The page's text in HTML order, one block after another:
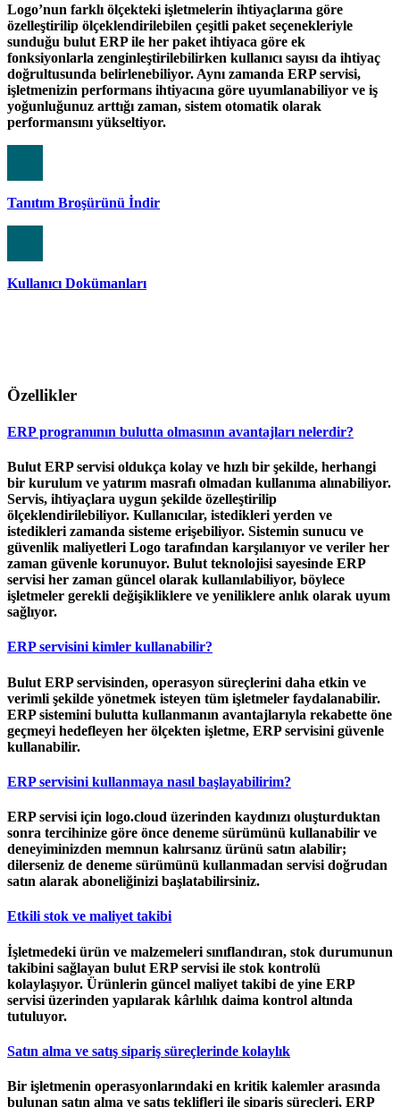
Logo’nun farklı ölçekteki işletmelerin ihtiyaçlarına göre
özelleştirilip ölçeklendirilebilen çeşitli paket seçenekleriyle
sunduğu bulut ERP ile her paket ihtiyaca göre ek
fonksiyonlarla zenginleştirilebilirken kullanıcı sayısı da ihtiyaç
doğrultusunda belirlenebiliyor. Aynı zamanda ERP servisi,
işletmenizin performans ihtiyacına göre uyumlanabiliyor ve iş
yoğunluğunuz arttığı zaman, sistem otomatik olarak
performansını yükseltiyor.
Tanıtım Broşürünü İndir
Kullanıcı Dokümanları
Özellikler
ERP programının bulutta olmasının avantajları nelerdir?
Bulut ERP servisi oldukça kolay ve hızlı bir şekilde, herhangi
bir kurulum ve yatırım masrafı olmadan kullanıma alınabiliyor.
Servis, ihtiyaçlara uygun şekilde özelleştirilip
ölçeklendirilebiliyor. Kullanıcılar, istedikleri yerden ve
istedikleri zamanda sisteme erişebiliyor. Sistemin sunucu ve
güvenlik maliyetleri Logo tarafından karşılanıyor ve veriler her
zaman güvenle korunuyor. Bulut teknolojisi sayesinde ERP
servisi her zaman güncel olarak kullanılabiliyor, böylece
işletmeler gerekli değişikliklere ve yeniliklere anlık olarak uyum
sağlıyor.
ERP servisini kimler kullanabilir?
Bulut ERP servisinden, operasyon süreçlerini daha etkin ve
verimli şekilde yönetmek isteyen tüm işletmeler faydalanabilir.
ERP sistemini bulutta kullanmanın avantajlarıyla rekabette öne
geçmeyi hedefleyen her ölçekten işletme, ERP servisini güvenle
kullanabilir.
ERP servisini kullanmaya nasıl başlayabilirim?
ERP servisi için logo.cloud üzerinden kaydınızı oluşturduktan
sonra tercihinize göre önce deneme sürümünü kullanabilir ve
deneyiminizden memnun kalırsanız ürünü satın alabilir;
dilerseniz de deneme sürümünü kullanmadan servisi doğrudan
satın alarak aboneliğinizi başlatabilirsiniz.
Etkili stok ve maliyet takibi
İşletmedeki ürün ve malzemeleri sınıflandıran, stok durumunun
takibini sağlayan bulut ERP servisi ile stok kontrolü
kolaylaşıyor. Ürünlerin güncel maliyet takibi de yine ERP
servisi üzerinden yapılarak kârlılık daima kontrol altında
tutuluyor.
Satın alma ve satış sipariş süreçlerinde kolaylık
Bir işletmenin operasyonlarındaki en kritik kalemler arasında
bulunan satın alma ve satış teklifleri ile sipariş süreçleri, ERP